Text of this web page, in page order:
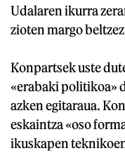
Udalaren ikurra
zioten margo
Konpartsek uste
«erabaki politikoa»
azken egitaraua.
eskaintza «oso
ikuskapen